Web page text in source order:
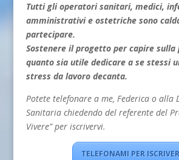
Tutti gli operatori sanitari, medici,
amministrativi e ostetriche sono
partecipare.
Sostenere il progetto per capire sulla
quanto sia utile dedicare a se stessi
stress da lavoro decanta.
Potete telefonare a me, Federica o alla
Sanitaria chiedendo del referente del
Vivere” per iscrivervi.
TELEFONAMI PER